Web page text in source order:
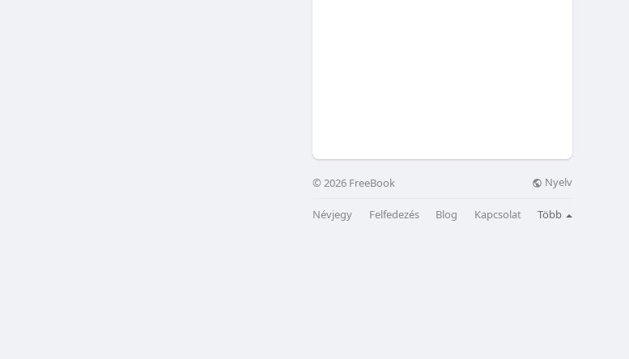
© 2026 FreeBook Nyelv
Névjegy Felfedezés Blog Kapcsolat Több